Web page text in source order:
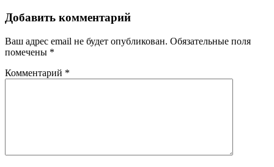
Добавить комментарий
Ваш адрес email не будет опубликован. Обязательные поля
помечены *
Комментарий *